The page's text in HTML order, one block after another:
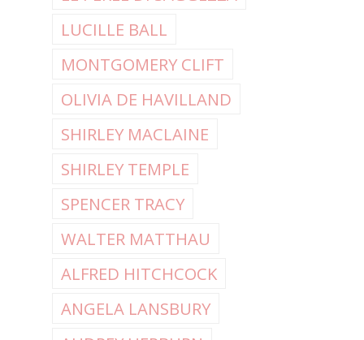
LUCILLE BALL
MONTGOMERY CLIFT
OLIVIA DE HAVILLAND
SHIRLEY MACLAINE
SHIRLEY TEMPLE
SPENCER TRACY
WALTER MATTHAU
ALFRED HITCHCOCK
ANGELA LANSBURY